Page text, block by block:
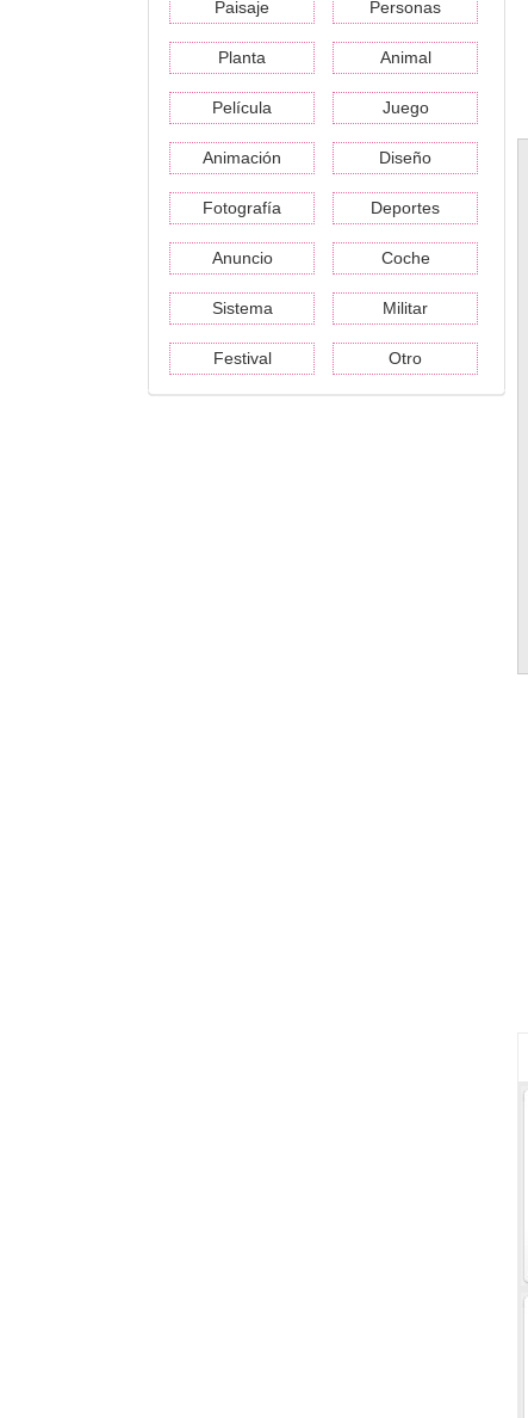
Paisaje Personas
Planta Animal
Película Juego
Animación Diseño
Fotografía Deportes
Anuncio Coche
Sistema Militar
Festival Otro